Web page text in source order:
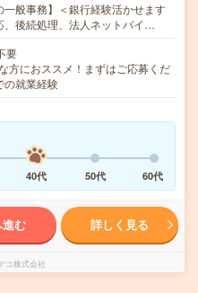
一般事務】＜銀行経験活かせます
、後続処理、法人ネットバイ…
要
方におススメ！まずはご応募くだ
の就業経験
40代 50代 60代
む 詳しく見る
コ株式会社